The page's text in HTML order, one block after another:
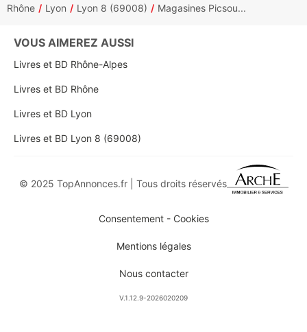
Rhône
Lyon Lyon 8 (69008) Magasines Picsou...
VOUS AIMEREZ AUSSI
Livres et BD Rhône-Alpes
Livres et BD Rhône
Livres et BD Lyon
Livres et BD Lyon 8 (69008)
© 2025 TopAnnonces.fr | Tous droits réservés
Consentement - Cookies
Mentions légales
Nous contacter
V.1.12.9-2026020209